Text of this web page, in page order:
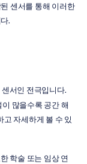
센서를 통해 이러한
.
서인 전극입니다.
많을수록 공간 해
자세하게 볼 수 있
학술 또는 임상 연